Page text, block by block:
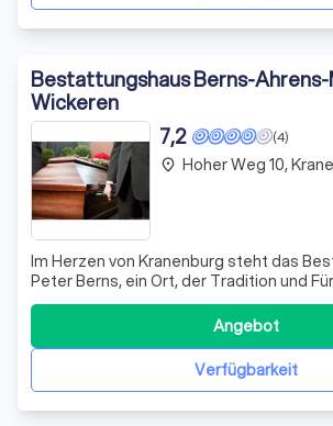
Bestattungshaus Berns-
Wickeren
(4)
7,2
Im Herzen von Kranenburg steht das
Peter Berns, ein Ort, der Tradition und
schwersten Stunden verbindet. Seit
Jahrhundert, genau seit 1903, begleiten
Respekt, Würde und tiefem Verständnis
Abschiedsprozess ihrer Liebsten. Unsere
Verfügbarkeit
Angebot
place